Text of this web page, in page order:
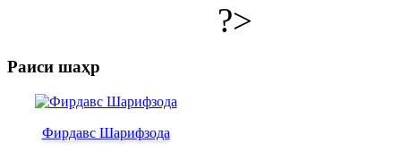
?>
Раиси шаҳр
Фирдавс Шарифзода